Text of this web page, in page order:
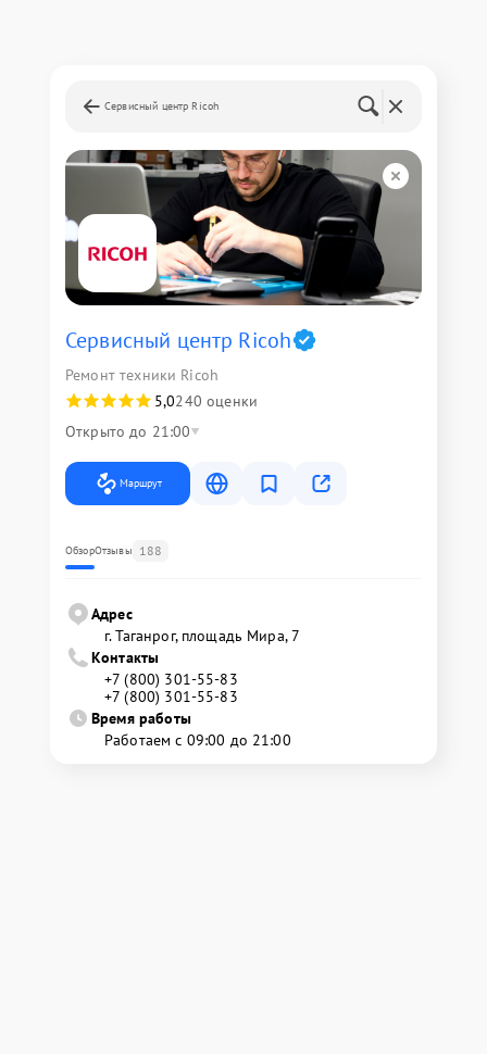
Сервисный центр Ricoh
Сервисный центр Ricoh
Ремонт техники Ricoh
5,0240 оценки
Открыто до 21:00
Маршрут
ОбзорОтзывы 188
Адрес
г. Таганрог, площадь Мира, 7
Контакты
+7 (800) 301-55-83
+7 (800) 301-55-83
Время работы
Работаем с 09:00 до 21:00